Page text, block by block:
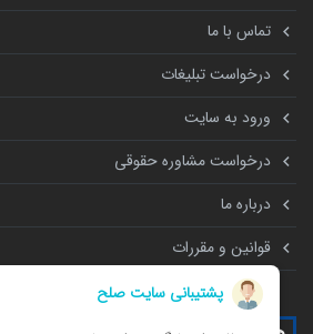
تماس با ما
درخواست تبلیغات
ورود به سایت
درخواست مشاوره حقوقی
درباره ما
قوانین و مقررات